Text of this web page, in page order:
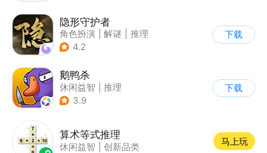
隐形守护者
角色扮演 解谜
推理
| 端游移植
4.2
下载
鹅鸭杀
休闲益智
推理
| 金山世游
3.9
下载
算术等式推理
休闲益智 创新品类
马上玩